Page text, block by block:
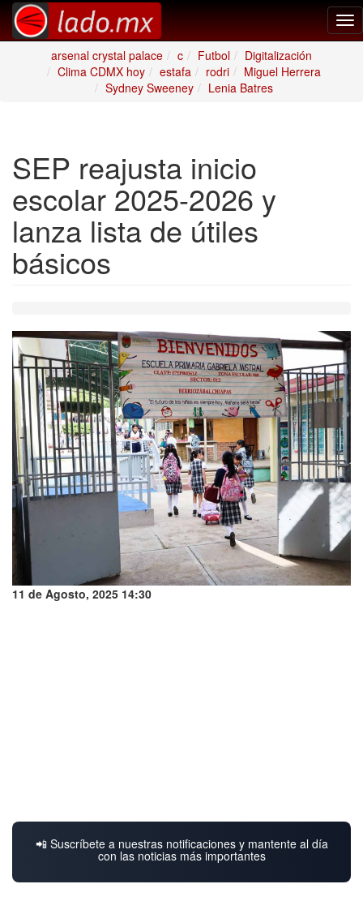
arsenal crystal palace
c Futbol
Digitalización
Clima CDMX hoy
estafa rodri
Miguel Herrera
Sydney Sweeney
Lenia Batres
SEP reajusta inicio
escolar 2025-2026 y
lanza lista de útiles
básicos
11 de Agosto, 2025 14:30
📲 Suscríbete a nuestras notificaciones y mantente al día
con las noticias más importantes